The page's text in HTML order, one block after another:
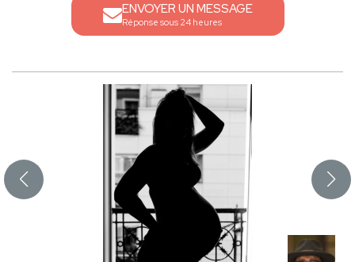
ENVOYER UN MESSAGE
Réponse sous 24 heures